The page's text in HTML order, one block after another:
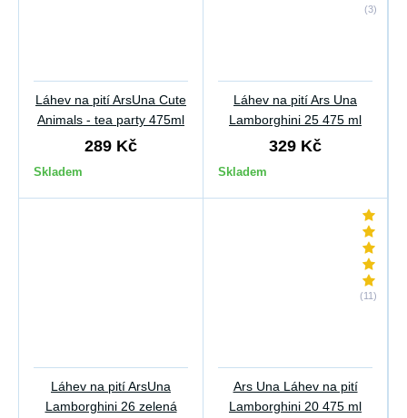
Láhev na pití ArsUna Cute
Animals - tea party 475ml
289 Kč
Skladem
(3)
Láhev na pití Ars Una
Lamborghini 25 475 ml
329 Kč
Skladem
Láhev na pití ArsUna
Lamborghini 26 zelená
(11)
Ars Una Láhev na pití
Lamborghini 20 475 ml